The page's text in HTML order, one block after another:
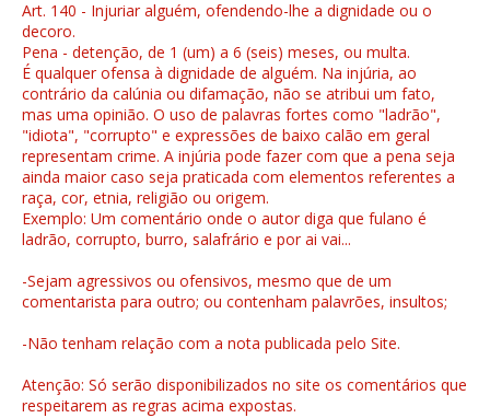
Art. 140 - Injuriar alguém, ofendendo-lhe a dignidade ou o
decoro.
Pena - detenção, de 1 (um) a 6 (seis) meses, ou multa.
É qualquer ofensa à dignidade de alguém. Na injúria, ao
contrário da calúnia ou difamação, não se atribui um fato,
mas uma opinião. O uso de palavras fortes como "ladrão",
"idiota", "corrupto" e expressões de baixo calão em geral
representam crime. A injúria pode fazer com que a pena seja
ainda maior caso seja praticada com elementos referentes a
raça, cor, etnia, religião ou origem.
Exemplo: Um comentário onde o autor diga que fulano é
ladrão, corrupto, burro, salafrário e por ai vai...
-Sejam agressivos ou ofensivos, mesmo que de um
comentarista para outro; ou contenham palavrões, insultos;
-Não tenham relação com a nota publicada pelo Site.
Atenção: Só serão disponibilizados no site os comentários que
respeitarem as regras acima expostas.